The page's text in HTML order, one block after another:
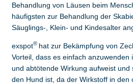
Behandlung von Läusen beim
häufigsten zur Behandlung der
Säuglings-, Klein- und Kindesalter
exspot® hat zur Bekämpfung von
Vorteil, dass es einfach anzuwenden
und abtötende Wirkung aufweist
den Hund ist, da der Wirkstoff in den